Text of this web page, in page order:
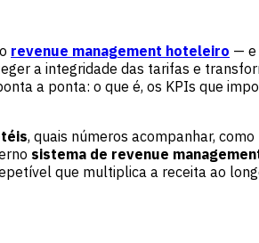
revenue management hoteleiro — e
a integridade das tarifas e
a ponta: o que é, os KPIs que
, quais números acompanhar,
sistema de revenue
que multiplica a receita ao